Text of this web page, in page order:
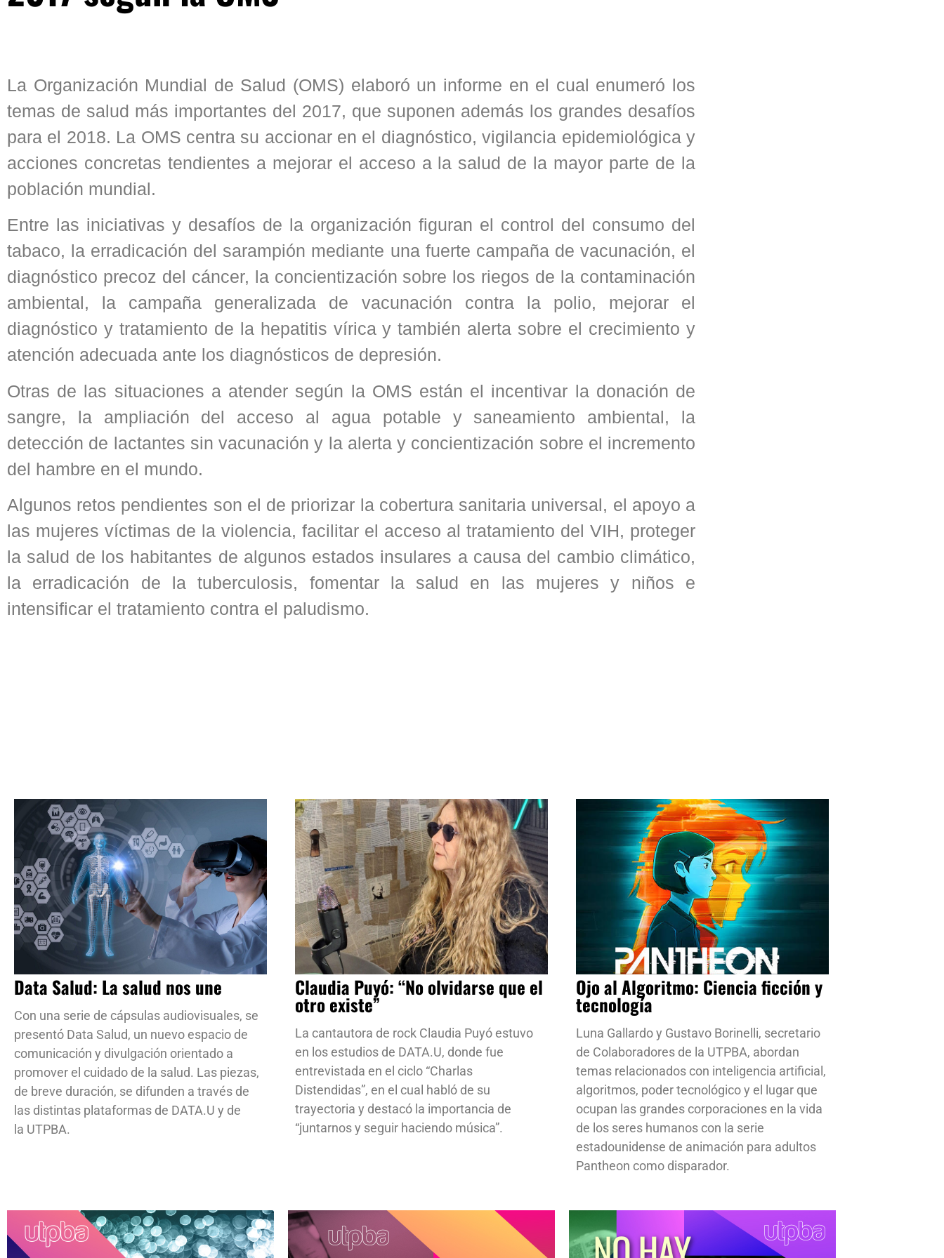
La Organización Mundial de Salud (OMS) elaboró un informe en el cual enumeró los
temas de salud más importantes del 2017, que suponen además los grandes desafíos
para el 2018. La OMS centra su accionar en el diagnóstico, vigilancia epidemiológica y
acciones concretas tendientes a mejorar el acceso a la salud de la mayor parte de la
población mundial.
Entre las iniciativas y desafíos de la organización figuran el control del consumo del
tabaco, la erradicación del sarampión mediante una fuerte campaña de vacunación, el
diagnóstico precoz del cáncer, la concientización sobre los riegos de la contaminación
ambiental, la campaña generalizada de vacunación contra la polio, mejorar el
diagnóstico y tratamiento de la hepatitis vírica y también alerta sobre el crecimiento y
atención adecuada ante los diagnósticos de depresión.
Otras de las situaciones a atender según la OMS están el incentivar la donación de
sangre, la ampliación del acceso al agua potable y saneamiento ambiental, la
detección de lactantes sin vacunación y la alerta y concientización sobre el incremento
del hambre en el mundo.
Algunos retos pendientes son el de priorizar la cobertura sanitaria universal, el apoyo a
las mujeres víctimas de la violencia, facilitar el acceso al tratamiento del VIH, proteger
la salud de los habitantes de algunos estados insulares a causa del cambio climático,
la erradicación de la tuberculosis, fomentar la salud en las mujeres y niños e
intensificar el tratamiento contra el paludismo.
Data Salud: La salud nos une
Con una serie de cápsulas audiovisuales, se
presentó Data Salud, un nuevo espacio de
comunicación y divulgación orientado a
promover el cuidado de la salud. Las piezas,
de breve duración, se difunden a través de
las distintas plataformas de DATA.U y de
la UTPBA.
Claudia Puyó: “No olvidarse que el
otro existe”
La cantautora de rock Claudia Puyó estuvo
en los estudios de DATA.U, donde fue
entrevistada en el ciclo “Charlas
Distendidas”, en el cual habló de su
trayectoria y destacó la importancia de
“juntarnos y seguir haciendo música”.
Ojo al Algoritmo: Ciencia ficción y
tecnología
Luna Gallardo y Gustavo Borinelli, secretario
de Colaboradores de la UTPBA, abordan
temas relacionados con inteligencia artificial,
algoritmos, poder tecnológico y el lugar que
ocupan las grandes corporaciones en la vida
de los seres humanos con la serie
estadounidense de animación para adultos
Pantheon como disparador.